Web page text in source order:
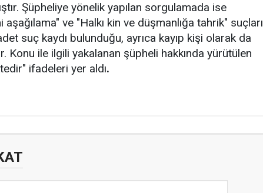
Şüpheliye yönelik yapılan sorgulamada ise
ve "Halkı kin ve düşmanlığa tahrik" suçları
suç kaydı bulunduğu, ayrıca kayıp kişi olarak da
Konu ile ilgili yakalanan şüpheli hakkında yürütülen
ifadeleri yer aldı.